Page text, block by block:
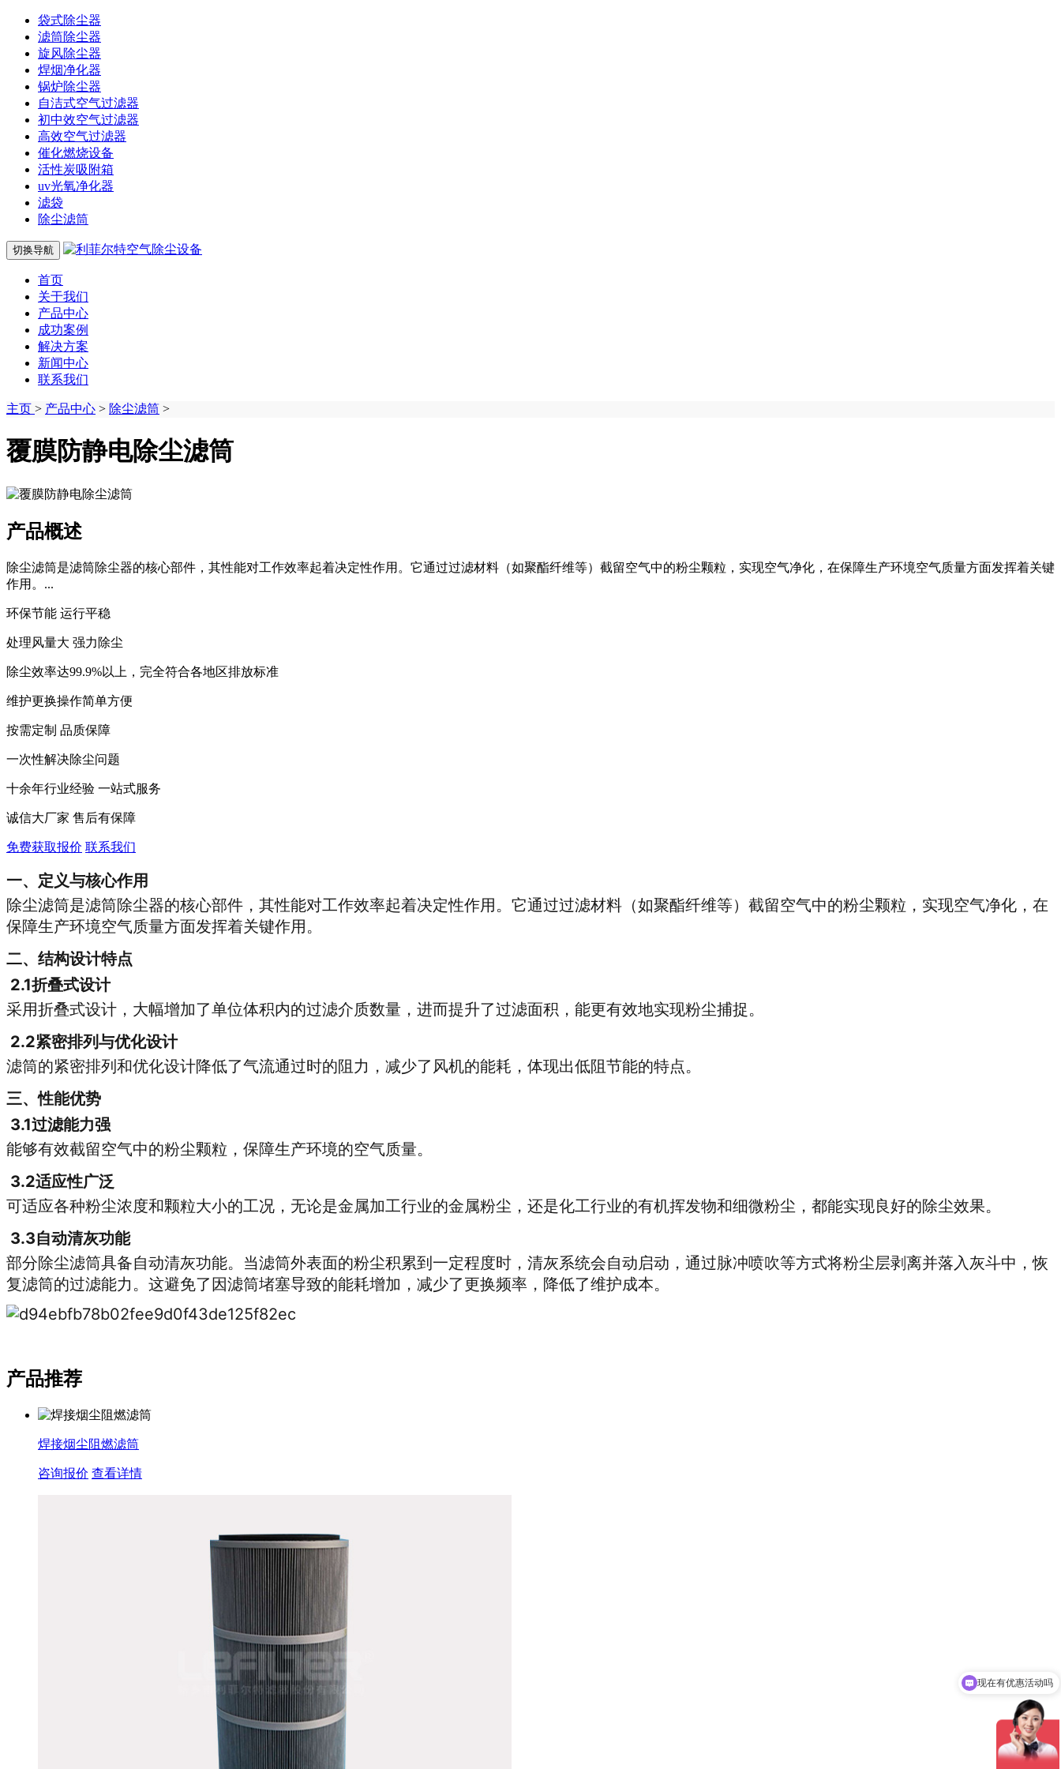
袋式除尘器
滤筒除尘器
旋风除尘器
焊烟净化器
锅炉除尘器
自洁式空气过滤器
初中效空气过滤器
高效空气过滤器
催化燃烧设备
活性炭吸附箱
uv光氧净化器
滤袋
除尘滤筒
切换导航
首页
关于我们
产品中心
成功案例
解决方案
新闻中心
联系我们
主页 > 产品中心 > 除尘滤筒 >
覆膜防静电除尘滤筒
产品概述
除尘滤筒是滤筒除尘器的核心部件，其性能对工作效率起着决定性作用。它通过过滤材料（如聚酯纤维等）截留空气中的粉尘颗粒，实现空气净化，在保障生产环境空气质量方面发挥着关键
作用。...
环保节能 运行平稳
处理风量大 强力除尘
除尘效率达99.9%以上，完全符合各地区排放标准
维护更换操作简单方便
按需定制 品质保障
一次性解决除尘问题
十余年行业经验 一站式服务
诚信大厂家 售后有保障
免费获取报价 联系我们
一、定义与核心作用
除尘滤筒是滤筒除尘器的核心部件，其性能对工作效率起着决定性作用。它通过过滤材料（如聚酯纤维等）截留空气中的粉尘颗粒，实现空气净化，在
保障生产环境空气质量方面发挥着关键作用。
二、结构设计特点
2.1折叠式设计
采用折叠式设计，大幅增加了单位体积内的过滤介质数量，进而提升了过滤面积，能更有效地实现粉尘捕捉。
2.2紧密排列与优化设计
滤筒的紧密排列和优化设计降低了气流通过时的阻力，减少了风机的能耗，体现出低阻节能的特点。
三、性能优势
3.1过滤能力强
能够有效截留空气中的粉尘颗粒，保障生产环境的空气质量。
3.2适应性广泛
可适应各种粉尘浓度和颗粒大小的工况，无论是金属加工行业的金属粉尘，还是化工行业的有机挥发物和细微粉尘，都能实现良好的除尘效果。
3.3自动清灰功能
部分除尘滤筒具备自动清灰功能。当滤筒外表面的粉尘积累到一定程度时，清灰系统会自动启动，通过脉冲喷吹等方式将粉尘层剥离并落入灰斗中，恢
复滤筒的过滤能力。这避免了因滤筒堵塞导致的能耗增加，减少了更换频率，降低了维护成本。
产品推荐
焊接烟尘阻燃滤筒
咨询报价 查看详情
现在有优惠活动吗